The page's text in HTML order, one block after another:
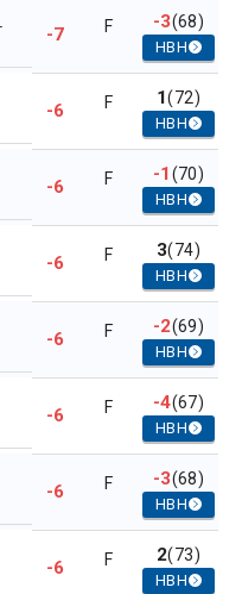
-7 F -3(68)
HBH
-6 F 1(72)
HBH
-6 F -1(70)
HBH
-6 F 3(74)
HBH
-6 F -2(69)
HBH
-6 F -4(67)
HBH
-6 F -3(68)
HBH
-6 F 2(73)
HBH